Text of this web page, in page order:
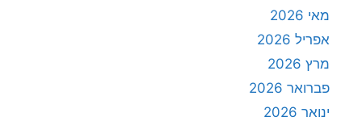
מאי 2026
אפריל 2026
מרץ 2026
פברואר 2026
ינואר 2026